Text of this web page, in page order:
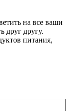
на все ваши
друг другу.
питания,